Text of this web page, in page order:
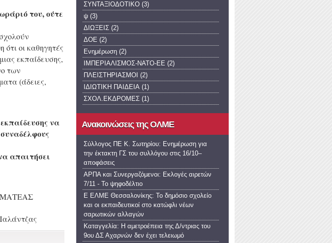
του, ούτε
οι καθηγητές
εκπαίδευσης,
των
(άδειες,
να
απαιτήσει
ΣΥΝΤΑΞΙΟΔΟΤΙΚΟ (3)
ψ (3)
ΔΙΩΞΕΙΣ (2)
ΔΟΕ (2)
Ενημέρωση (2)
ΙΜΠΕΡΙΑΛΙΣΜΟΣ-ΝΑΤΟ-ΕΕ (2)
ΠΛΕΙΣΤΗΡΙΑΣΜΟΙ (2)
ΙΔΙΩΤΙΚΗ ΠΑΙΔΕΙΑ (1)
ΣΧΟΛ.ΕΚΔΡΟΜΕΣ (1)
Ανακοινώσεις της ΟΛΜΕ
Σύλλογος ΠΕ Κ. Σωτηρίου: Ενημέρωση για
την έκτακτη ΓΣ του συλλόγου στις 16/10–
αποφάσεις
ΑΡΠΑ και Συνεργαζόμενοι: Εκλογές αιρετών
7/11 - Το ψηφοδέλτιο
Ε ΕΛΜΕ Θεσσαλονίκης: Το δημόσιο σχολείο
και οι εκπαιδευτικοί στο κατώφλι νέων
σαρωτικών αλλαγών
Καταγγελία: Η αμετροέπεια της Δ/ντριας του
9ου ΔΣ Αχαρνών δεν έχει τελειωμό